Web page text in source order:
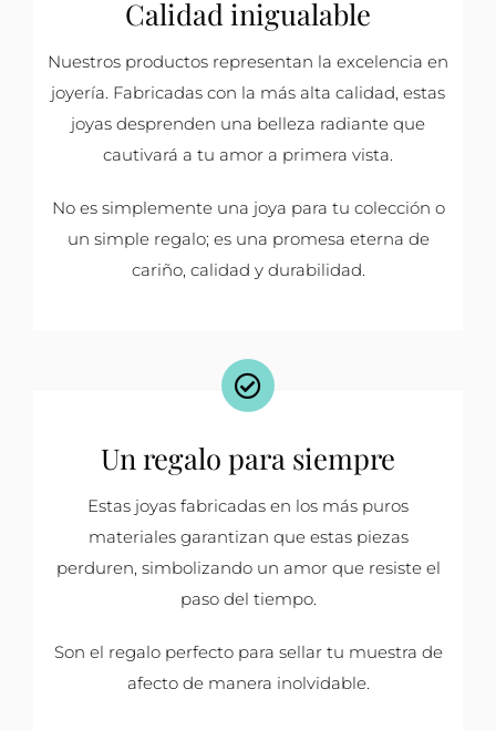
Calidad inigualable
Nuestros productos representan la excelencia en
joyería. Fabricadas con la más alta calidad, estas
joyas desprenden una belleza radiante que
cautivará a tu amor a primera vista.
No es simplemente una joya para tu colección o
un simple regalo; es una promesa eterna de
cariño, calidad y durabilidad.
Un regalo para siempre
Estas joyas fabricadas en los más puros
materiales garantizan que estas piezas
perduren, simbolizando un amor que resiste el
paso del tiempo.
Son el regalo perfecto para sellar tu muestra de
afecto de manera inolvidable.